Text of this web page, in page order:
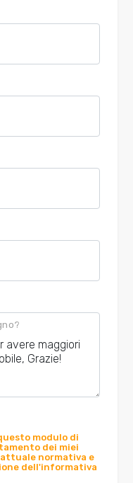
modulo di
dei miei
normativa e
dell'informativa